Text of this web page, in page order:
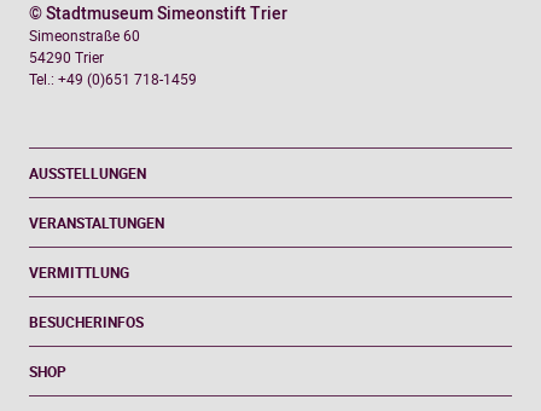
AUSSTELLUNGEN
VERANSTALTUNGEN
VERMITTLUNG
BESUCHERINFOS
SHOP
© Stadtmuseum Simeonstift Trier
Simeonstraße 60
54290 Trier
Tel.: +49 (0)651 718-1459